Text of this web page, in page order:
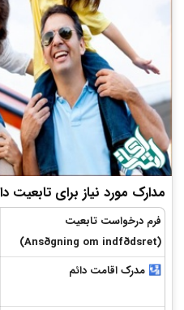
مدارک مورد نیاز برای تابعیت
فرم درخواست تابعیت
(Ansøgning om indfødsret)
🛂 مدرک اقامت دائم